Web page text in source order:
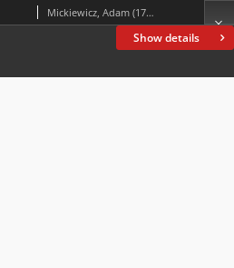
Show details
Mickiewicz, Adam (1798-1855)